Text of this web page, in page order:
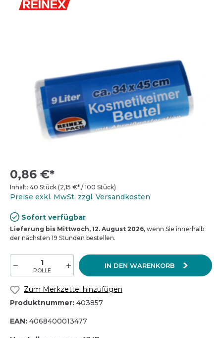
0,86 €*
Inhalt: 40 Stück (2,15 €* / 100 Stück)
Preise exkl. MwSt. zzgl. Versandkosten
Sofort verfügbar
Lieferung bis Mittwoch, 12. August 2026, wenn Sie innerhalb
der nächsten 19 Stunden bestellen.
ROLLE
IN DEN WARENKORB
Zum Merkzettel hinzufügen
Produktnummer: 403857
EAN: 4068400013477